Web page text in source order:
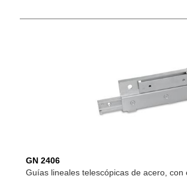
GN 2406
Guías lineales telescópicas de acero, con